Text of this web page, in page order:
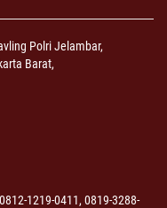
Polri Jelambar,
Barat,
1219-0411, 0819-3288-